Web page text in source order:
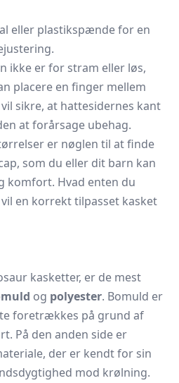
eller plastikspænde for en
ikke er for stram eller løs,
placere en finger mellem
sikre, at hattesidernes kant
at forårsage ubehag.
er nøglen til at finde
som du eller dit barn kan
komfort. Hvad enten du
en korrekt tilpasset kasket
kasketter, er de mest
og polyester. Bomuld er
foretrækkes på grund af
På den anden side er
der er kendt for sin
mod krølning.